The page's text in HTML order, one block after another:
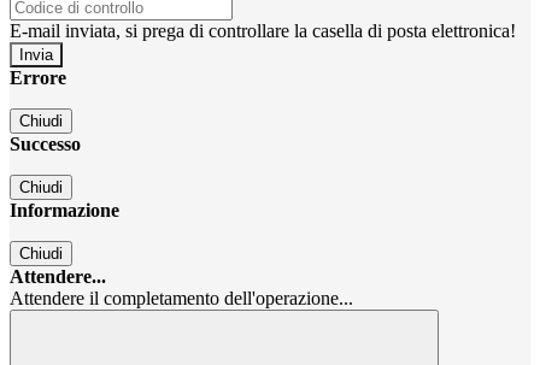
E-mail inviata, si prega di controllare la casella di posta elettronica!
Errore
Chiudi
Successo
Chiudi
Informazione
Chiudi
Attendere...
Attendere il completamento dell'operazione...